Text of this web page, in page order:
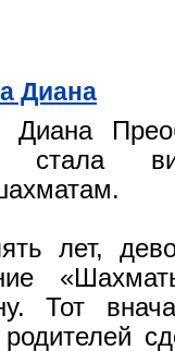
Диана
Диана
стала
лет,
Тот